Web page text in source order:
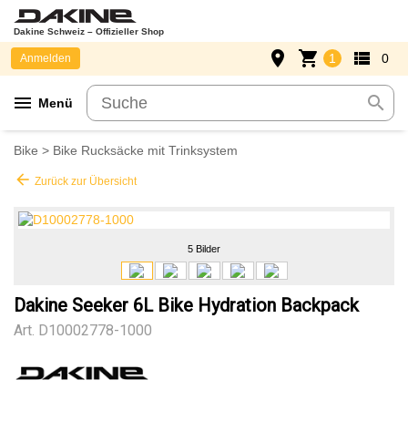
Dakine Schweiz – Offizieller Shop
menu Menü search
Anmelden place shopping_cart 1 view_list 0
Bike > Bike Rucksäcke mit Trinksystem
arrow_back Zurück zur Übersicht
5 Bilder
Dakine Seeker 6L Bike Hydration Backpack
Art. D10002778-1000